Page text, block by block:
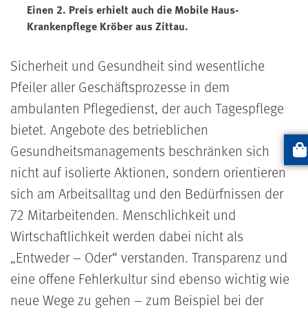
Einen 2. Preis erhielt auch die Mobile Haus-
Krankenpflege Kröber aus Zittau.
Sicherheit und Gesundheit sind wesentliche
Pfeiler aller Geschäftsprozesse in dem
ambulanten Pflegedienst, der auch Tagespflege
bietet. Angebote des betrieblichen
Gesundheitsmanagements beschränken sich
nicht auf isolierte Aktionen, sondern orientieren
sich am Arbeitsalltag und den Bedürfnissen der
72 Mitarbeitenden. Menschlichkeit und
Wirtschaftlichkeit werden dabei nicht als
„Entweder – Oder“ verstanden. Transparenz und
eine offene Fehlerkultur sind ebenso wichtig wie
neue Wege zu gehen – zum Beispiel bei der